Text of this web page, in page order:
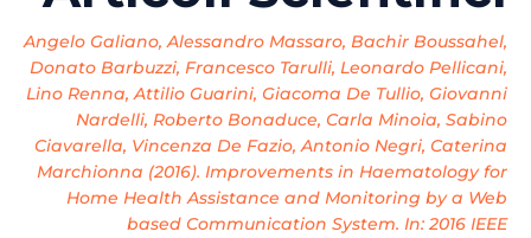
Angelo Galiano, Alessandro Massaro, Bachir Boussahel,
Donato Barbuzzi, Francesco Tarulli, Leonardo Pellicani,
Lino Renna, Attilio Guarini, Giacoma De Tullio, Giovanni
Nardelli, Roberto Bonaduce, Carla Minoia, Sabino
Ciavarella, Vincenza De Fazio, Antonio Negri, Caterina
Marchionna (2016). Improvements in Haematology for
Home Health Assistance and Monitoring by a Web
based Communication System. In: 2016 IEEE